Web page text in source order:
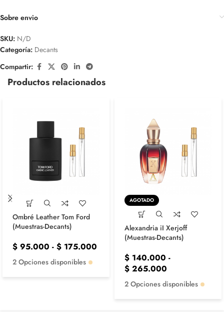
Sobre envio
SKU: N/D
Categoría: Decants
Compartir:
Productos relacionados
Ombré Leather Tom Ford
(Muestras-Decants)
$ 95.000 - $ 175.000
2 Opciones disponibles
AGOTADO
Alexandria iI Xerjoff
(Muestras-Decants)
$ 140.000 -
$ 265.000
2 Opciones disponibles